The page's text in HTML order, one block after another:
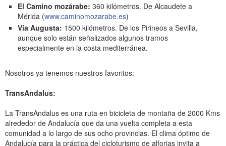
El Camino mozárabe: 360 kilómetros. De Alcaudete a
Mérida (www.caminomozarabe.es)
Vía Augusta: 1500 kilómetros. De los Pirineos a Sevilla,
aunque solo están señalizados algunos tramos
especialmente en la costa mediterránea.
Nosotros ya tenemos nuestros favoritos:
TransAndalus:
La TransAndalus es una ruta en bicicleta de montaña de 2000 Kms
alrededor de Andalucía que da una vuelta completa a esta
comunidad a lo largo de sus ocho provincias. El clima óptimo de
Andalucía para la práctica del cicloturismo de alforjas invita a